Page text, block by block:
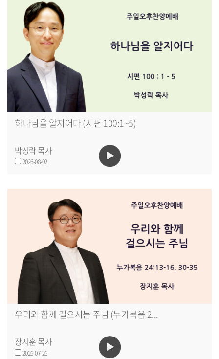
하나님을 알지어다 (시편 100:1~5)
박성락 목사
2026-08-02
우리와 함께 걸으시는 주님 (누가복음 2...
장지훈 목사
2026-07-26